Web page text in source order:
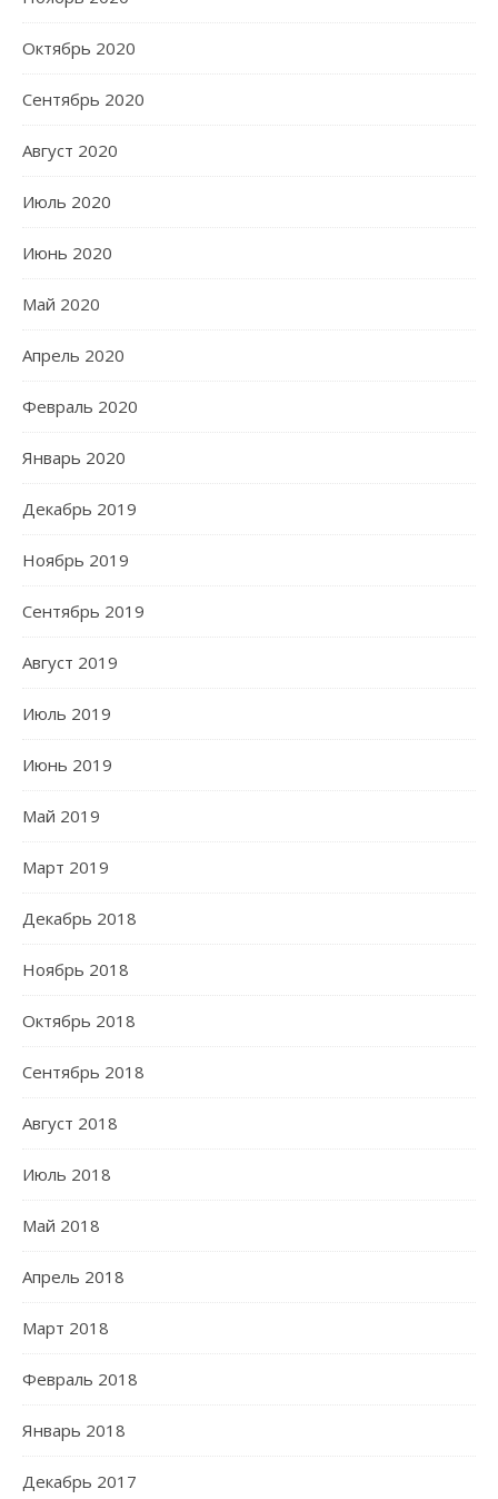
Октябрь 2020
Сентябрь 2020
Август 2020
Июль 2020
Июнь 2020
Май 2020
Апрель 2020
Февраль 2020
Январь 2020
Декабрь 2019
Ноябрь 2019
Сентябрь 2019
Август 2019
Июль 2019
Июнь 2019
Май 2019
Март 2019
Декабрь 2018
Ноябрь 2018
Октябрь 2018
Сентябрь 2018
Август 2018
Июль 2018
Май 2018
Апрель 2018
Март 2018
Февраль 2018
Январь 2018
Декабрь 2017